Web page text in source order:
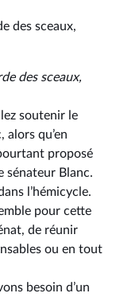
des sceaux,
des sceaux,
soutenir le
qu’en
proposé
sénateur Blanc.
l’hémicycle.
pour cette
de réunir
ou en tout
besoin d’un